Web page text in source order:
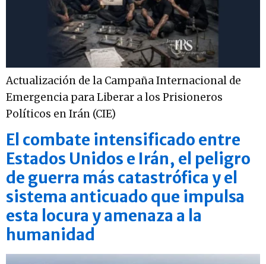
Actualización de la Campaña Internacional de
Emergencia para Liberar a los Prisioneros
Políticos en Irán (CIE)
El combate intensificado entre
Estados Unidos e Irán, el peligro
de guerra más catastrófica y el
sistema anticuado que impulsa
esta locura y amenaza a la
humanidad